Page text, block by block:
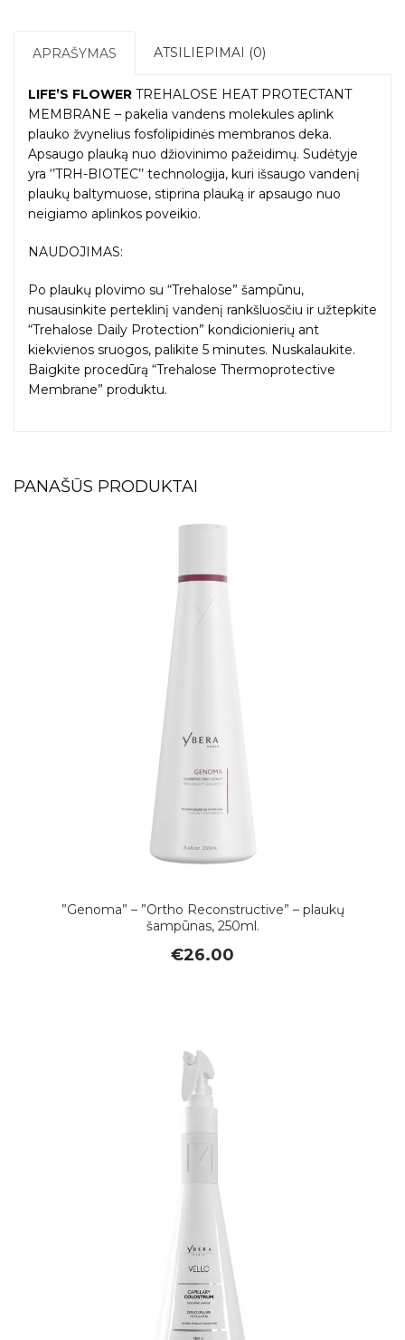
APRAŠYMAS ATSILIEPIMAI (0)
LIFE’S FLOWER TREHALOSE HEAT PROTECTANT
MEMBRANE – pakelia vandens molekules aplink
plauko žvynelius fosfolipidinės membranos deka.
Apsaugo plauką nuo džiovinimo pažeidimų. Sudėtyje
yra ‘’TRH-BIOTEC’’ technologija, kuri išsaugo vandenį
plaukų baltymuose, stiprina plauką ir apsaugo nuo
neigiamo aplinkos poveikio.
NAUDOJIMAS:
Po plaukų plovimo su “Trehalose” šampūnu,
nusausinkite perteklinį vandenį rankšluosčiu ir užtepkite
“Trehalose Daily Protection” kondicionierių ant
kiekvienos sruogos, palikite 5 minutes. Nuskalaukite.
Baigkite procedūrą “Trehalose Thermoprotective
Membrane” produktu.
PANAŠŪS PRODUKTAI
”Genoma” – ”Ortho Reconstructive” – plaukų
šampūnas, 250ml.
€26.00